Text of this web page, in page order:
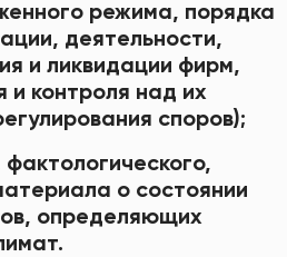
режима, порядка
деятельности,
и ликвидации фирм,
и контроля над их
споров);
о состоянии
определяющих